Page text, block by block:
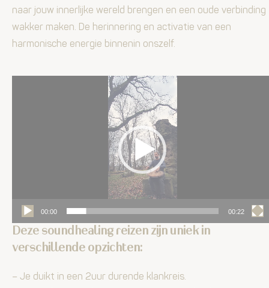
naar jouw innerlijke wereld brengen en een oude verbinding
wakker maken. De herinnering en activatie van een
harmonische energie binnenin onszelf.
00:00 00:22
Deze soundhealing reizen zijn uniek in
verschillende opzichten:
– Je duikt in een 2uur durende klankreis.